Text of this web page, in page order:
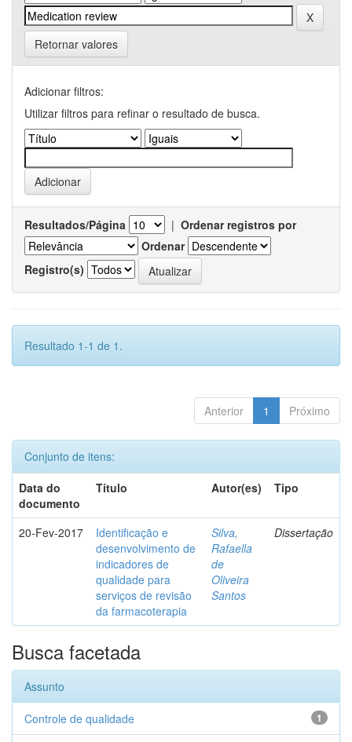
Retornar valores
Adicionar filtros:
Utilizar filtros para refinar o resultado de busca.
Resultados/Página | Ordenar registros por
Ordenar
Registro(s)
Resultado 1-1 de 1.
Anterior 1 Próximo
Conjunto de itens:
Data do
documento
Título Autor(es) Tipo
20-Fev-2017
Identificação e
desenvolvimento de
indicadores de
qualidade para
serviços de revisão
da farmacoterapia
Silva,
Rafaella
de
Oliveira
Santos
Dissertação
Busca facetada
Assunto
1
Controle de qualidade